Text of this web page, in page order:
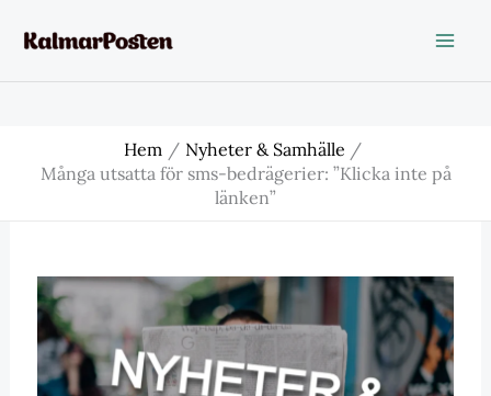
Hem
Nyheter & Samhälle
Många utsatta för sms-bedrägerier: ”Klicka inte på
länken”